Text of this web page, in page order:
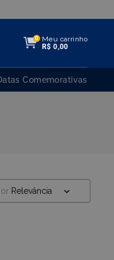
0
Meu carrinho
R$ 0,00
Comemorativas
Relevância